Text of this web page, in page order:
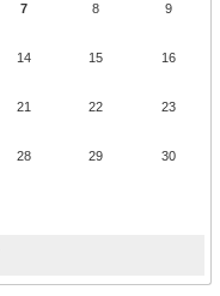
7 8 9
14 15 16
21 22 23
28 29 30